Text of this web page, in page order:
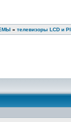
» телевизоры LCD и